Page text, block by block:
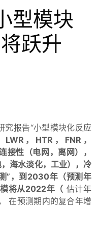
型模块
跃升
报告“小型模块化反应
LWR，HTR，FNR，
接性（电网，离网），
海水淡化，工业），冷
”，到2030年（预测年
将从2022年（ 估计年
在预测期内的复合年增